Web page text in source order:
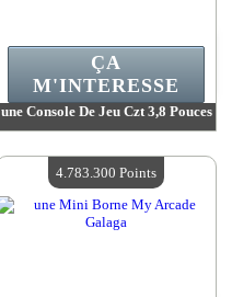
une Console De Jeu Czt 3,8 Pouces
Quantité Disponible :4
ÇA
M'INTERESSE
4.783.300 Points